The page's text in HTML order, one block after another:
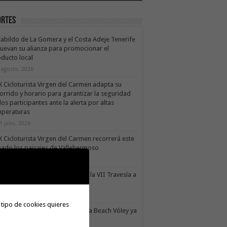
de La Gomera y el Costa Adeje Tenerife
su alianza para promocionar el
local
agosto, 2026
Cicloturista Virgen del Carmen adapta su
y horario para garantizar la seguridad
participantes ante la alerta por altas
julio, 2026
Cicloturista Virgen del Carmen recorrerá este
los paisajes de Vallehermoso
Gran Rey acoge este sábado la VII Travesía a
Isla Colombina
torneo Autonómico Gomahara Beach Vóley ya
de cookies quieres